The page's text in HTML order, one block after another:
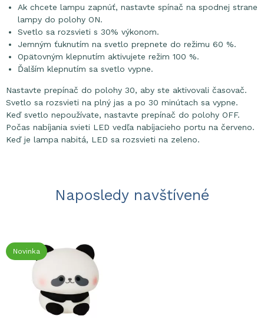
Ak chcete lampu zapnúť, nastavte spínač na spodnej strane
lampy do polohy ON.
Svetlo sa rozsvieti s 30% výkonom.
Jemným ťuknutím na svetlo prepnete do režimu 60 %.
Opätovným klepnutím aktivujete režim 100 %.
Ďalším klepnutím sa svetlo vypne.
Nastavte prepínač do polohy 30, aby ste aktivovali časovač.
Svetlo sa rozsvieti na plný jas a po 30 minútach sa vypne.
Keď svetlo nepoužívate, nastavte prepínač do polohy OFF.
Počas nabíjania svieti LED vedľa nabíjacieho portu na červeno.
Keď je lampa nabitá, LED sa rozsvieti na zeleno.
Naposledy navštívené
Novinka